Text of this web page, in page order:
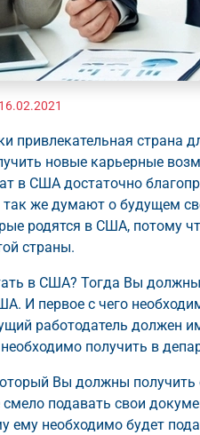
16.02.2021
привлекательная страна
новые карьерные
в США достаточно
же думают о будущем
родятся в США, потому
страны.
в США? Тогда Вы
И первое с чего
работодатель должен
получить в
Вы должны получить
смело подавать свои
ему необходимо будет